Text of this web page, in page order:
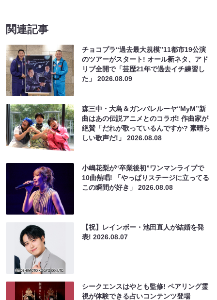
関連記事
チョコプラ“過去最大規模”11都市19公演
のツアーがスタート! オール新ネタ、アド
リブ全開で「芸歴21年で過去イチ練習し
た」2026.08.09
森三中・大島＆ガンバレルーヤ“MyM”新
曲はあの伝説アニメとのコラボ! 作曲家が
絶賛「だれが歌っているんですか? 素晴ら
しい歌声だ!」2026.08.08
小嶋花梨が“卒業後初”ワンマンライブで
10曲熱唱! 「やっぱりステージに立ってる
この瞬間が好き」2026.08.08
【祝】レインボー・池田直人が結婚を発
表!2026.08.07
シークエンスはやとも監修! ペアリング霊
視が体験できる占いコンテンツ登場